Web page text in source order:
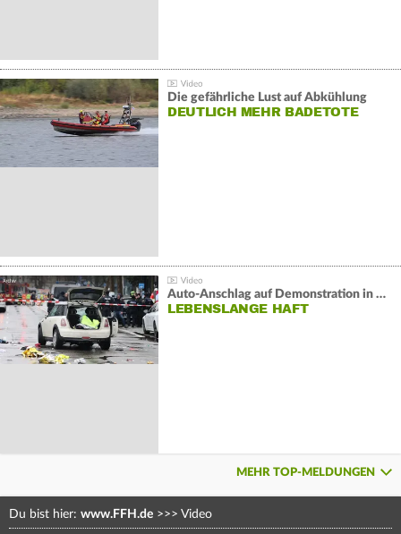
Die gefährliche Lust auf Abkühlung
DEUTLICH MEHR BADETOTE
Auto-Anschlag auf Demonstration in München:
LEBENSLANGE HAFT
MEHR TOP-MELDUNGEN
Du bist hier: www.FFH.de >>> Video